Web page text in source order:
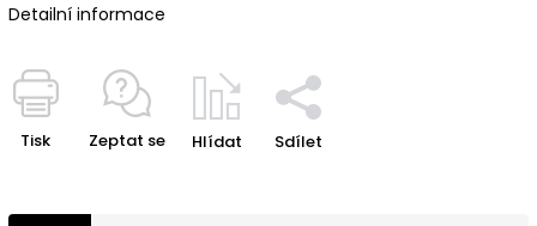
Detailní informace
Tisk Zeptat se Hlídat Sdílet